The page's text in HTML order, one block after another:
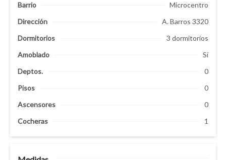
Barrio
Microcentro
Dirección
A. Barros 3320
Dormitorios
3 dormitorios
Amoblado
Sí
Deptos.
0
Pisos
0
Ascensores
0
Cocheras
1